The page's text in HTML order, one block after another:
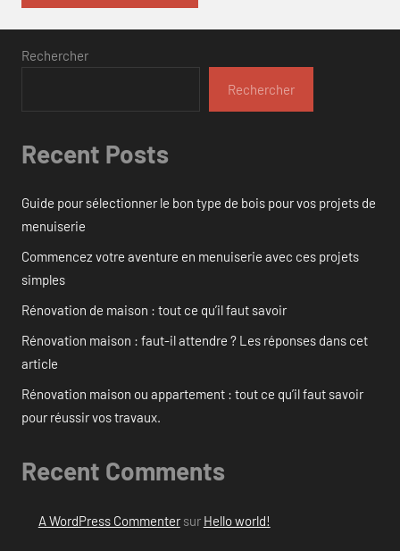
Rechercher
Rechercher
Recent Posts
Guide pour sélectionner le bon type de bois pour vos projets de
menuiserie
Commencez votre aventure en menuiserie avec ces projets
simples
Rénovation de maison : tout ce qu’il faut savoir
Rénovation maison : faut-il attendre ? Les réponses dans cet
article
Rénovation maison ou appartement : tout ce qu’il faut savoir
pour réussir vos travaux.
Recent Comments
A WordPress Commentersur Hello world!